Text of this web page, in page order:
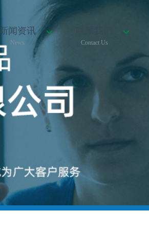
闻资讯
News Contact Us